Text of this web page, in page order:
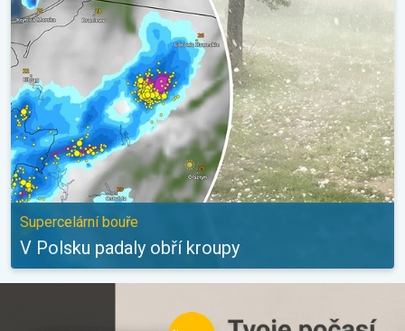
Supercelární bouře
V Polsku padaly obří kroupy